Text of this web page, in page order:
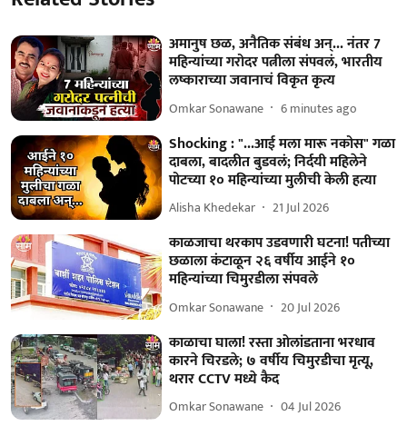
अमानुष छळ, अनैतिक संबंध अन्... नंतर 7
महिन्यांच्या गरोदर पत्नीला संपवलं, भारतीय
लष्काराच्या जवानाचं विकृत कृत्य
Omkar Sonawane 6 minutes ago
Shocking : "...आई मला मारू नकोस" गळा
दाबला, बादलीत बुडवलं; निर्दयी महिलेने
पोटच्या १० महिन्यांच्या मुलीची केली हत्या
Alisha Khedekar 21 Jul 2026
काळजाचा थरकाप उडवणारी घटना! पतीच्या
छळाला कंटाळून २६ वर्षीय आईने १०
महिन्यांच्या चिमुरडीला संपवले
Omkar Sonawane 20 Jul 2026
काळाचा घाला! रस्ता ओलांडताना भरधाव
कारने चिरडले; ७ वर्षीय चिमुरडीचा मृत्यू,
थरार CCTV मध्ये कैद
Omkar Sonawane 04 Jul 2026